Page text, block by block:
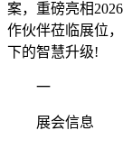
案，重磅亮相
作伙伴莅临展位
下的智慧升级!
一
展会信息